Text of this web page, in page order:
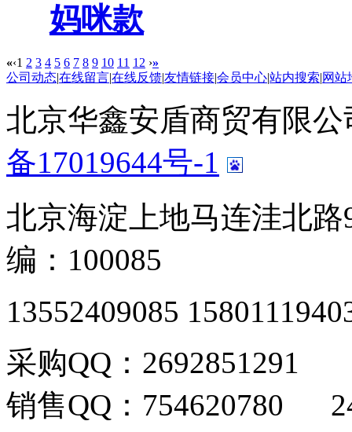
妈咪款
«‹1 2 3 4 5 6 7 8 9 10 11 12 ›»
公司动态|在线留言|在线反馈|友情链接|会员中心|站内搜索|网站
北京华鑫安盾商贸有限
备17019644号-1
北京海淀上地马连洼北
编：100085
13552409085
采购QQ：2692851291
销售QQ：754620780